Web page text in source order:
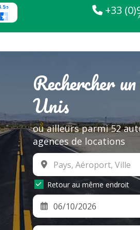
+33
Rechercher
Unis
ou ailleurs parmi 52
agences de locations
Retour au même endroit